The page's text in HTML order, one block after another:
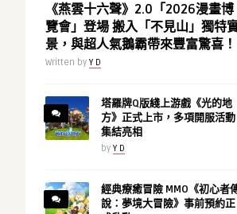
《燕雲十六聲》2.0「2026漫畫博
覽會」登場 搬入「不見山」獨特
景，與超人氣鵝霸帶來豐富驚喜！
Written by Y D
塔羅牌Q版綫上游戲《光的地
方》正式上市，多項開服活動
集結亮相
by Y D
經典療癒冒險 MMO《初心者
說：夢境大冒險》事前預約正